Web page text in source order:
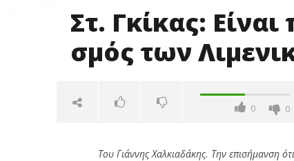
Στ. Γκίκας:
σμός των
0 0
Του Γιάννης Χαλκιαδάκης. Την επισήμανση